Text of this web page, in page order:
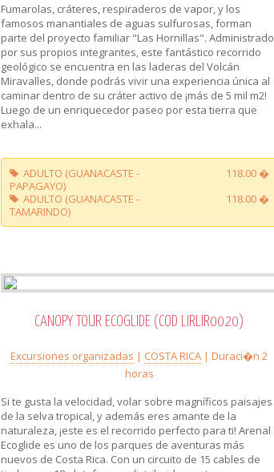
Fumarolas, cráteres, respiraderos de vapor, y los
famosos manantiales de aguas sulfurosas, forman
parte del proyecto familiar "Las Hornillas". Administrado
por sus propios integrantes, este fantástico recorrido
geológico se encuentra en las laderas del Volcán
Miravalles, donde podrás vivir una experiencia única al
caminar dentro de su cráter activo de ¡más de 5 mil m2!
Luego de un enriquecedor paseo por esta tierra que
exhala...
ADULTO (GUANACASTE -
PAPAGAYO)
118.00 �
ADULTO (GUANACASTE -
TAMARINDO)
118.00 �
CANOPY TOUR ECOGLIDE (COD LIRLIR0020)
Excursiones organizadas | COSTA RICA | Duraci�n 2
horas
Si te gusta la velocidad, volar sobre magníficos paisajes
de la selva tropical, y además eres amante de la
naturaleza, ¡este es el recorrido perfecto para ti! Arenal
Ecoglide es uno de los parques de aventuras más
nuevos de Costa Rica. Con un circuito de 15 cables de